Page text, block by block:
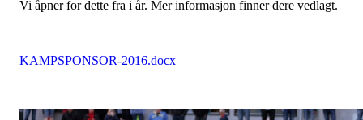
Vi åpner for dette fra i år. Mer informasjon finner dere vedlagt.
KAMPSPONSOR-2016.docx